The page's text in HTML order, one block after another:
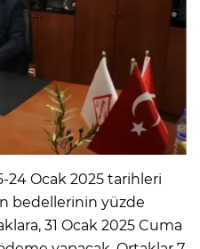
24 Ocak 2025 tarihleri
bedellerinin yüzde
31 Ocak 2025 Cuma